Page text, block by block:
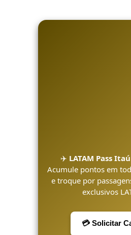
✈️ LATAM Pass
Acumule pontos em
e troque por
exclusivos
💳 Solicitar